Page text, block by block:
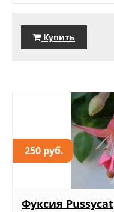
Купить
250 руб.
Фуксия Pussycat